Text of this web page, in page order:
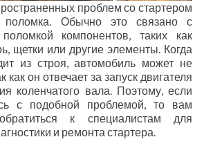
проблем со стартером
поломка. Обычно это связано с
компонентов, таких как
щетки или другие элементы. Когда
из строя, автомобиль может не
как он отвечает за запуск двигателя
коленчатого вала. Поэтому, если
с подобной проблемой, то вам
к специалистам для
и ремонта стартера.